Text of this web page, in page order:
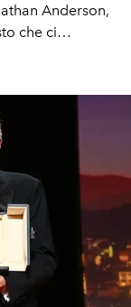
Anderson,
che ci